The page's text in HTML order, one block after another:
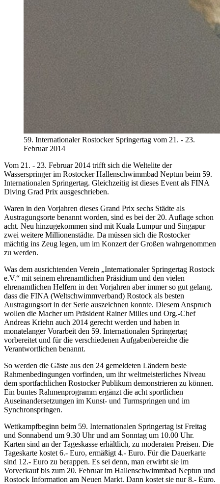
59. Internationaler Rostocker Springertag vom 21. - 23.
Februar 2014
Vom 21. - 23. Februar 2014 trifft sich die Weltelite der
Wasserspringer im Rostocker Hallenschwimmbad Neptun beim 59.
Internationalen Springertag. Gleichzeitig ist dieses Event als FINA
Diving Grad Prix ausgeschrieben.
Waren in den Vorjahren dieses Grand Prix sechs Städte als
Austragungsorte benannt worden, sind es bei der 20. Auflage schon
acht. Neu hinzugekommen sind mit Kuala Lumpur und Singapur
zwei weitere Millionenstädte. Da müssen sich die Rostocker
mächtig ins Zeug legen, um im Konzert der Großen wahrgenommen
zu werden.
Was dem ausrichtenden Verein „Internationaler Springertag Rostock
e.V.“ mit seinem ehrenamtlichen Präsidium und den vielen
ehrenamtlichen Helfern in den Vorjahren aber immer so gut gelang,
dass die FINA (Weltschwimmverband) Rostock als besten
Austragungsort in der Serie auszeichnen konnte. Diesem Anspruch
wollen die Macher um Präsident Rainer Milles und Org.-Chef
Andreas Kriehn auch 2014 gerecht werden und haben in
monatelanger Vorarbeit den 59. Internationalen Springertag
vorbereitet und für die verschiedenen Aufgabenbereiche die
Verantwortlichen benannt.
So werden die Gäste aus den 24 gemeldeten Ländern beste
Rahmenbedingungen vorfinden, um ihr weltmeisterliches Niveau
dem sportfachlichen Rostocker Publikum demonstrieren zu können.
Ein buntes Rahmenprogramm ergänzt die acht sportlichen
Auseinandersetzungen im Kunst- und Turmspringen und im
Synchronspringen.
Wettkampfbeginn beim 59. Internationalen Springertag ist Freitag
und Sonnabend um 9.30 Uhr und am Sonntag um 10.00 Uhr.
Karten sind an der Tageskasse erhältlich, zu moderaten Preisen. Die
Tageskarte kostet 6.- Euro, ermäßigt 4.- Euro. Für die Dauerkarte
sind 12.- Euro zu berappen. Es sei denn, man erwirbt sie im
Vorverkauf bis zum 20. Februar im Hallenschwimmbad Neptun und
Rostock Information am Neuen Markt. Dann kostet sie nur 8.- Euro.